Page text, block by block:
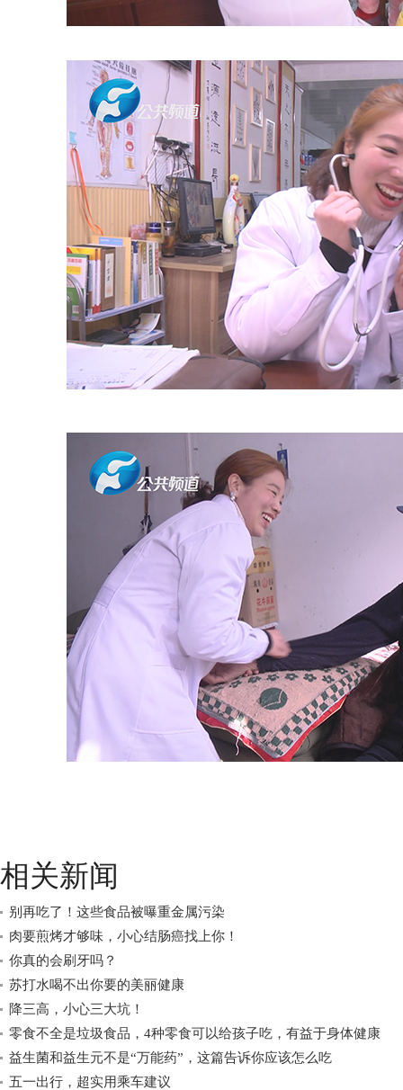
相关新闻
别再吃了！这些食品被曝重金属污染
肉要煎烤才够味，小心结肠癌找上你！
你真的会刷牙吗？
苏打水喝不出你要的美丽健康
降三高，小心三大坑！
零食不全是垃圾食品，4种零食可以给孩子吃，有益于身体健康
益生菌和益生元不是“万能药”，这篇告诉你应该怎么吃
五一出行，超实用乘车建议